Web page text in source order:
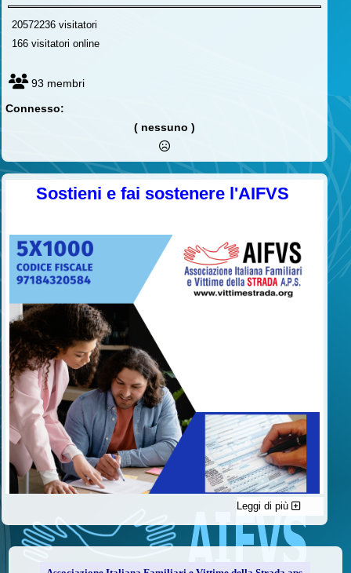
20572236 visitatori
166 visitatori online
93 membri
Connesso:
( nessuno )
Sostieni e fai sostenere l'AIFVS
C'è un modo di contribuire alle attività dell’A.I.F.V.S. a favore
delle vittime della strada e per dare giustizia ai superstiti ed ai
loro familiari che non costa nulla: devolvere il 5 per mille della
Leggi di più